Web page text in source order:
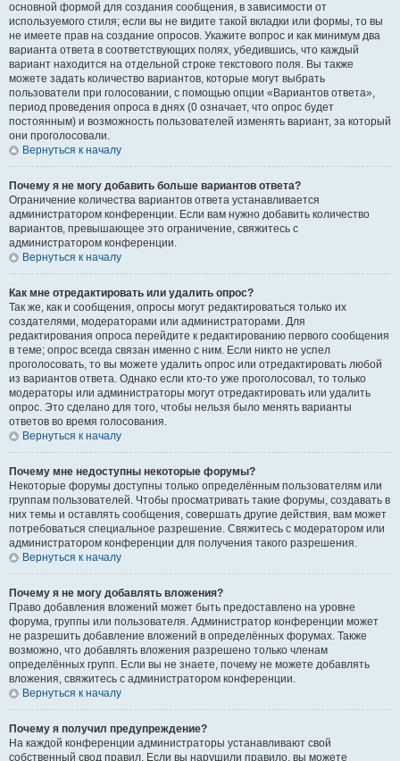
основной формой для создания сообщения, в зависимости от
используемого стиля; если вы не видите такой вкладки или формы, то вы
не имеете прав на создание опросов. Укажите вопрос и как минимум два
варианта ответа в соответствующих полях, убедившись, что каждый
вариант находится на отдельной строке текстового поля. Вы также
можете задать количество вариантов, которые могут выбрать
пользователи при голосовании, с помощью опции «Вариантов ответа»,
период проведения опроса в днях (0 означает, что опрос будет
постоянным) и возможность пользователей изменять вариант, за который
они проголосовали.
Вернуться к началу
Почему я не могу добавить больше вариантов ответа?
Ограничение количества вариантов ответа устанавливается
администратором конференции. Если вам нужно добавить количество
вариантов, превышающее это ограничение, свяжитесь с
администратором конференции.
Вернуться к началу
Как мне отредактировать или удалить опрос?
Так же, как и сообщения, опросы могут редактироваться только их
создателями, модераторами или администраторами. Для
редактирования опроса перейдите к редактированию первого сообщения
в теме; опрос всегда связан именно с ним. Если никто не успел
проголосовать, то вы можете удалить опрос или отредактировать любой
из вариантов ответа. Однако если кто-то уже проголосовал, то только
модераторы или администраторы могут отредактировать или удалить
опрос. Это сделано для того, чтобы нельзя было менять варианты
ответов во время голосования.
Вернуться к началу
Почему мне недоступны некоторые форумы?
Некоторые форумы доступны только определённым пользователям или
группам пользователей. Чтобы просматривать такие форумы, создавать в
них темы и оставлять сообщения, совершать другие действия, вам может
потребоваться специальное разрешение. Свяжитесь с модератором или
администратором конференции для получения такого разрешения.
Вернуться к началу
Почему я не могу добавлять вложения?
Право добавления вложений может быть предоставлено на уровне
форума, группы или пользователя. Администратор конференции может
не разрешить добавление вложений в определённых форумах. Также
возможно, что добавлять вложения разрешено только членам
определённых групп. Если вы не знаете, почему не можете добавлять
вложения, свяжитесь с администратором конференции.
Вернуться к началу
Почему я получил предупреждение?
На каждой конференции администраторы устанавливают свой
собственный свод правил. Если вы нарушили правило, вы можете